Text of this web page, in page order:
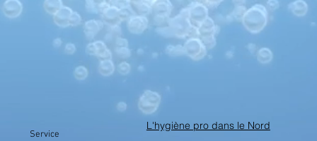
Service
L'hygiène pro dans le Nord